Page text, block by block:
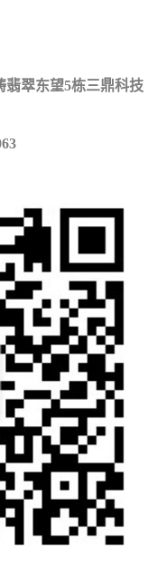
翡翠东望5栋三鼎科技